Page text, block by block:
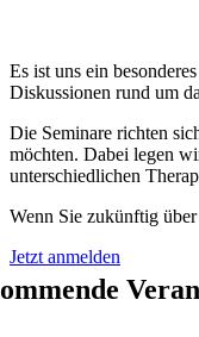
Es ist uns ein
Diskussionen rund um
Die Seminare richten
möchten. Dabei legen
unterschiedlichen
Wenn Sie zukünftig
Jetzt anmelden